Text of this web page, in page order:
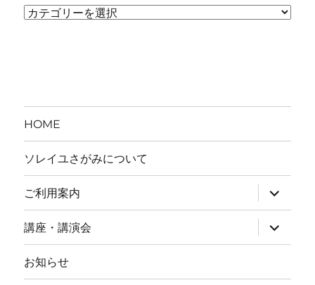
カ
HOME
ソレイユさがみについて
ご利用案内
ブ
ニ
ー
講座・講演会
ブ
ニ
お知らせ